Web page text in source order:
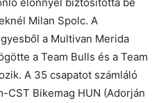
Milan Spolc. A
a Multivan Merida
a Team Bulls és a Team
A 35 csapatot számláló
CST Bikemag HUN (Adorján